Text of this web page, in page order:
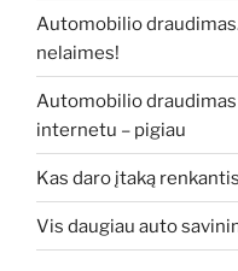
Automobilio
nelaimes!
Automobilio
internetu – pigiau
Kas daro įtaką
Vis daugiau auto